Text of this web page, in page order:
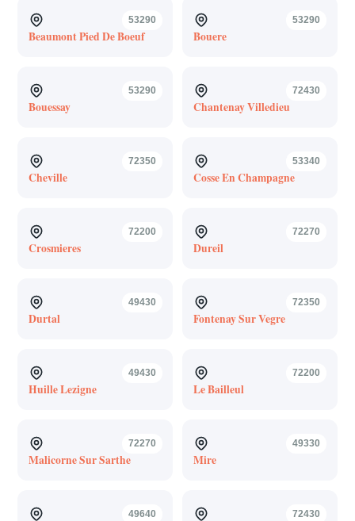
53290
Beaumont Pied De Boeuf
53290
Bouere
53290
Bouessay
72430
Chantenay Villedieu
72350
Cheville
53340
Cosse En Champagne
72200
Crosmieres
72270
Dureil
49430
Durtal
72350
Fontenay Sur Vegre
49430
Huille Lezigne
72200
Le Bailleul
72270
Malicorne Sur Sarthe
49330
Mire
49640 72430